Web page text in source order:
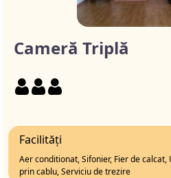
Cameră Triplă
Facilități
Aer conditionat, Sifonier, Fier de calcat,
prin cablu, Serviciu de trezire